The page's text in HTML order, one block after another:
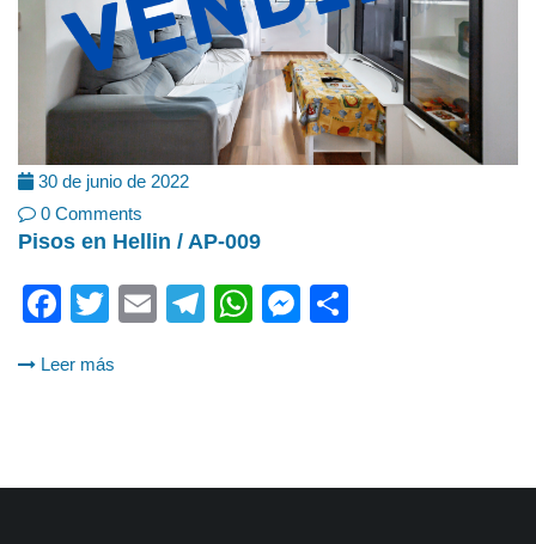
30 de junio de 2022
0 Comments
Pisos en Hellin / AP-009
Facebook
Twitter
EmailTelegram
WhatsApp
Messenger
Leer más